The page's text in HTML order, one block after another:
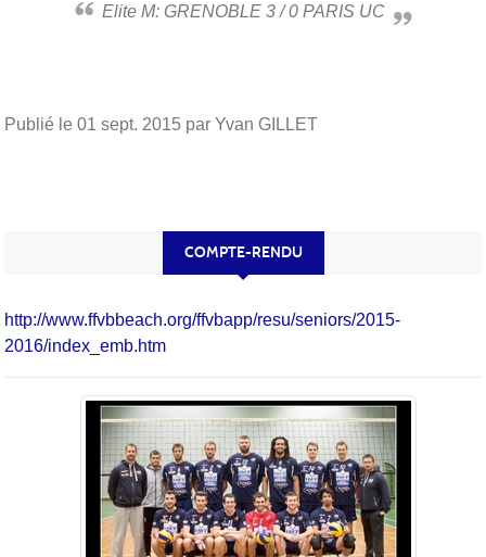
Elite M: GRENOBLE 3 / 0 PARIS UC
Publié le 01 sept. 2015 par Yvan GILLET
COMPTE-RENDU
http://www.ffvbbeach.org/ffvbapp/resu/seniors/2015-
2016/index_emb.htm